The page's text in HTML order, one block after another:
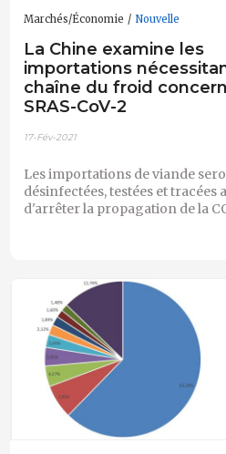
Marchés/Économie Nouvelle
La Chine examine les
importations
chaîne du froid
SRAS-CoV-2
17-Fév-2021
Les importations de viande
désinfectées, testées et tracées
d'arrêter la propagation de la